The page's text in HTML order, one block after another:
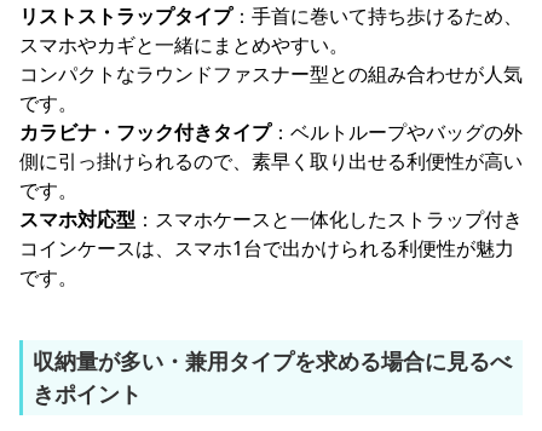
リストストラップタイプ：手首に巻いて持ち歩けるため、
スマホやカギと一緒にまとめやすい。
コンパクトなラウンドファスナー型との組み合わせが人気
です。
カラビナ・フック付きタイプ：ベルトループやバッグの外
側に引っ掛けられるので、素早く取り出せる利便性が高い
です。
スマホ対応型 ：スマホケースと一体化したストラップ付き
コインケースは、スマホ1台で出かけられる利便性が魅力
です。
収納量が多い・兼用タイプを求める場合に見るべ
きポイント